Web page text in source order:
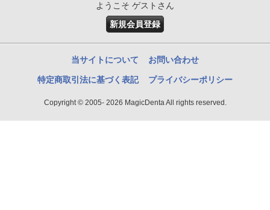
ようこそ ゲストさん
新規会員登録
当サイトについて お問い合わせ
特定商取引法に基づく表記 プライバシーポリシー
Copyright © 2005- 2026 MagicDenta All rights reserved.